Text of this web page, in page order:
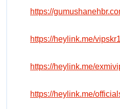
https://
https://heylink.me/
https://heylink.me/
https://heylink.me/